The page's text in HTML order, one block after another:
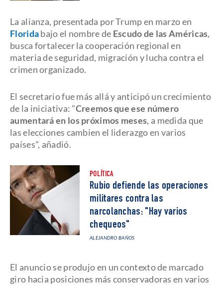
La alianza, presentada por Trump en marzo en
Floridabajo el nombre de Escudo de las Américas,
busca fortalecer la cooperación regional en
materia de seguridad, migración y lucha contra el
crimen organizado.
El secretario fue más allá y anticipó un crecimiento
de la iniciativa: "Creemos que ese número
aumentará en los próximos meses, a medida que
las elecciones cambien el liderazgo en varios
países", añadió.
POLÍTICA
Rubio defiende las operaciones
militares contra las
narcolanchas: "Hay varios
chequeos"
ALEJANDRO BAÑOS
El anuncio se produjo en un contexto de marcado
giro hacia posiciones más conservadoras en varios